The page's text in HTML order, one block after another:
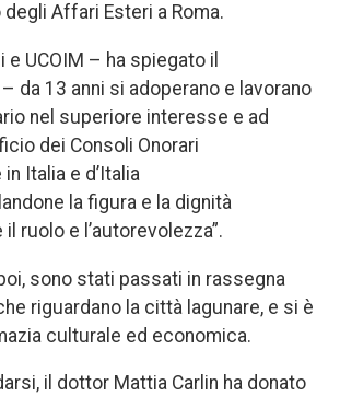
degli Affari Esteri a Roma.
e UCOIM – ha spiegato il
da 13 anni si adoperano e lavorano
nel superiore interesse e ad
dei Consoli Onorari
Italia e d’Italia
la figura e la dignità
ruolo e l’autorevolezza”.
sono stati passati in rassegna
riguardano la città lagunare, e si è
culturale ed economica.
il dottor Mattia Carlin ha donato